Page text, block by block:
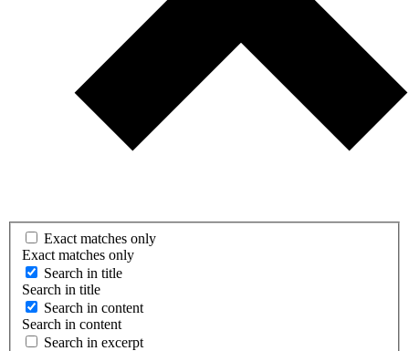
Exact matches only
Exact matches only
Search in title
Search in title
Search in content
Search in content
Search in excerpt